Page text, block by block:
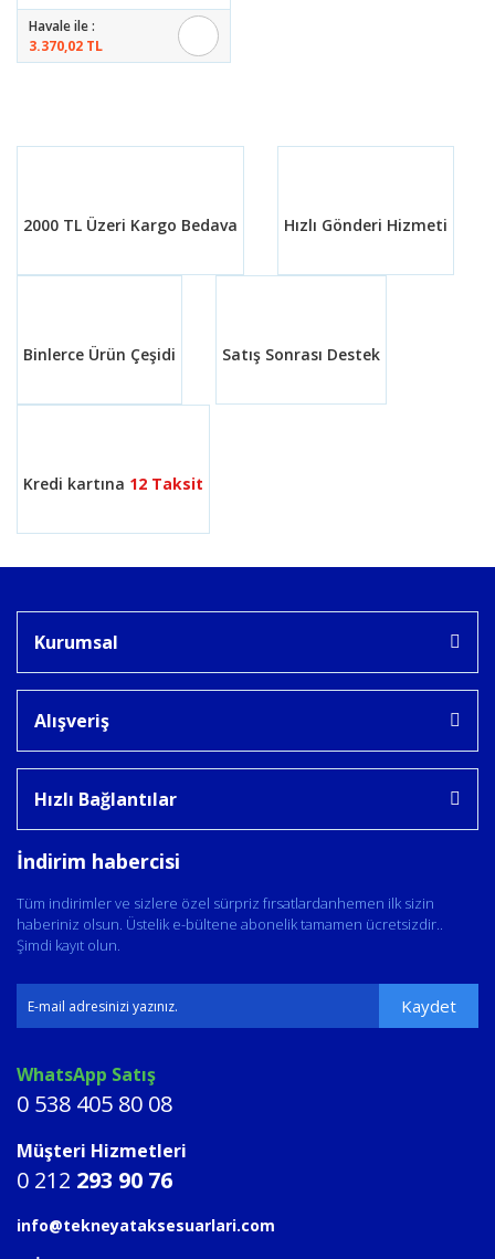
Havale ile :
3.370,02 TL
2000 TL Üzeri Kargo Bedava Hızlı Gönderi Hizmeti
Binlerce Ürün Çeşidi Satış Sonrası Destek
Kredi kartına 12 Taksit
Kurumsal
Alışveriş
Hızlı Bağlantılar
İndirim habercisi
Tüm indirimler ve sizlere özel sürpriz fırsatlardanhemen ilk sizin
haberiniz olsun. Üstelik e-bültene abonelik tamamen ücretsizdir..
Şimdi kayıt olun.
Kaydet
WhatsApp Satış
0 538 405 80 08
Müşteri Hizmetleri
0 212 293 90 76
info@tekneyataksesuarlari.com